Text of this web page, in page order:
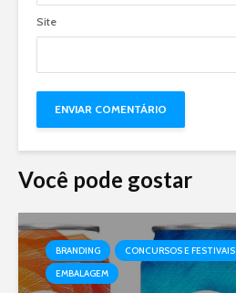
Site
Você pode gostar
BRANDING CONCURSOS E FESTIVAIS
EMBALAGEM